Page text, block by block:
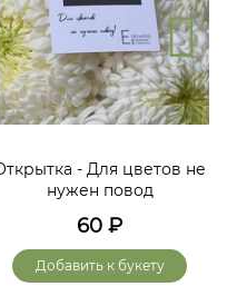
- Для цветов не
нужен повод
60 ₽
Добавить к букету